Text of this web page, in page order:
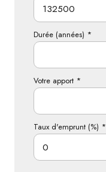
Durée (années) *
Votre apport *
Taux d'emprunt (%) *